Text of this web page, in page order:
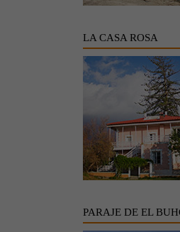
LA CASA ROSA
PARAJE DE EL